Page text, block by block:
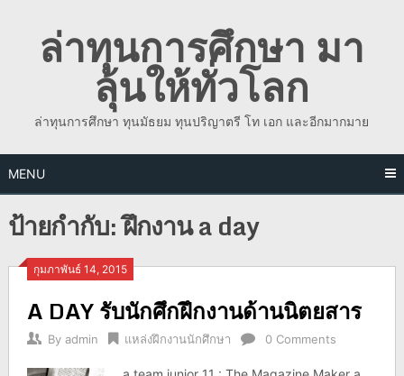
contentล่าทุนการศึกษา มา
ลุ้นให้ทั่วโลก
ล่าทุนการศึกษา ทุนมัธยม ทุนปริญาตรี โท เอก และอีกมากมาย
MENU
ป้ายกำกับ:ฝึกงาน a day
กุมภาพันธ์ 14, 2015
A DAY รับนักศึกฝึกงานด้านนิตยสาร
By admin แหล่งฝึกงานนักศึกษา 0 Comments